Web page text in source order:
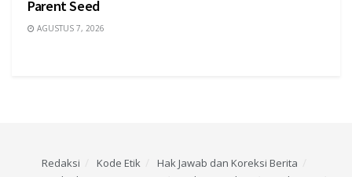
Parent Seed
AGUSTUS 7, 2026
Redaksi Kode Etik
Hak Jawab dan Koreksi Berita